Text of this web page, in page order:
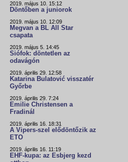
2019. május 10. 15:12
Döntőben a juniorok
2019. május 10. 12:09
Megvan a BL All Star
csapata
2019. május 5. 14:45
Siófok: döntetlen az
odavágón
2019. április 29. 12:58
Katarina Bulatović visszatér
Győrbe
2019. április 29. 7:24
Emilie Christensen a
Fradinál
2019. április 16. 18:31
A Vipers-szel elődöntőzik az
ETO
2019. április 16. 11:19
EHF-kupa: az Esbjerg kezd